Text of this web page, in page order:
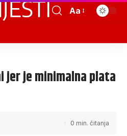
Aa
jer je minimalna plata
0 min. čitanja